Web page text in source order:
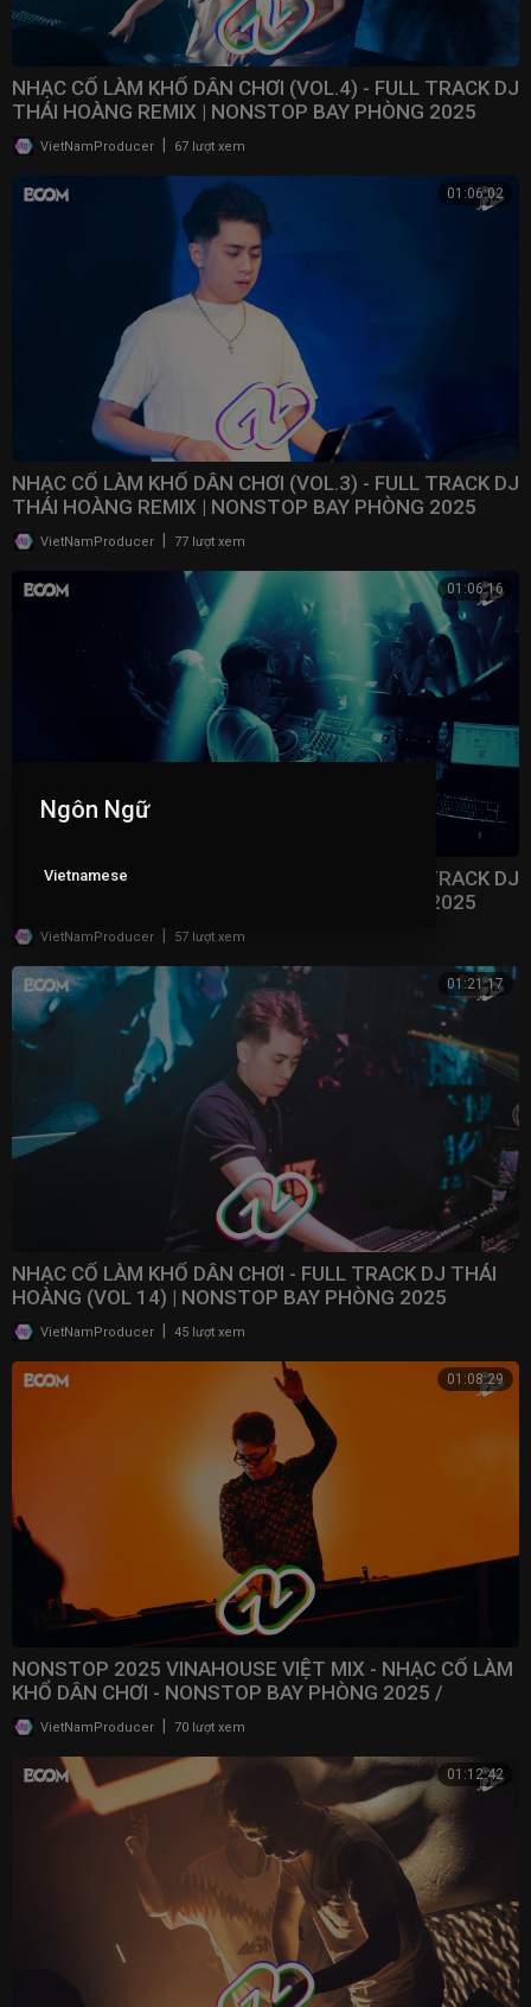
NHẠC CỔ LÀM KHỔ DÂN CHƠI (VOL.4) - FULL TRACK DJ
THÁI HOÀNG REMIX | NONSTOP BAY PHÒNG 2025
VietNamProducer 67 lượt xem
01:06:02
NHẠC CỔ LÀM KHỔ DÂN CHƠI (VOL.3) - FULL TRACK DJ
THÁI HOÀNG REMIX | NONSTOP BAY PHÒNG 2025
VietNamProducer 77 lượt xem
01:06:16
NHẠC CỔ LÀM KHỔ DÂN CHƠI (VOL.2) - FULL TRACK DJ
THÁI HOÀNG REMIX | NONSTOP BAY PHÒNG 2025
VietNamProducer 57 lượt xem
01:21:17
NHẠC CỔ LÀM KHỔ DÂN CHƠI - FULL TRACK DJ THÁI
HOÀNG (VOL 14) | NONSTOP BAY PHÒNG 2025
VietNamProducer 45 lượt xem
01:08:29
NONSTOP 2025 VINAHOUSE VIỆT MIX - NHẠC CỔ LÀM
KHỔ DÂN CHƠI - NONSTOP BAY PHÒNG 2025 /
@NONSTOPVNDJ
VietNamProducer | 70 lượt xem
01:12:42
Ngôn Ngữ
Vietnamese